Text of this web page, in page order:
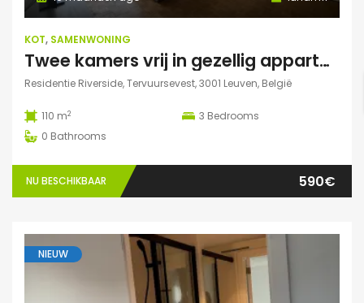
KOT, SAMENWONING
Twee kamers vrij in gezellig appartement in Leuven :)
Residentie Riverside, Tervuursevest, 3001 Leuven, België
110 m2 3 Bedrooms
0 Bathrooms
NU BESCHIKBAAR 590€
NIEUW